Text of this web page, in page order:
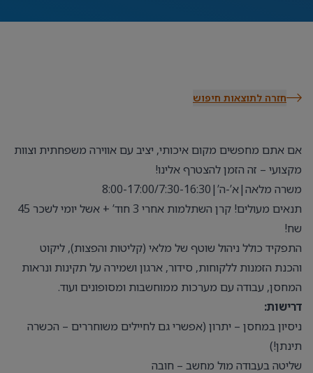
חזרה לתוצאות חיפוש
אם אתם מחפשים מקום איכותי, יציב עם אווירה משפחתית וצוות
מקצועי – זה הזמן להצטרף אלינו!
משרה מלאה|א’-ה’|8:00-17:00/7:30-16:30
תנאים מעולים! קרן השתלמות אחרי 3 חוד’ + אשל יומי לשכר 45
שח!
התפקיד כולל ניהול שוטף של מלאי (קליטות והפצות), ליקוט
והכנת הזמנות ללקוחות, סידור, ארגון ושמירה על תקינות ונראות
המחסן, עבודה עם מערכות ממוחשבות ומסופונים ועוד.
דרישות:
ניסיון במחסן – יתרון (אפשרי גם לחיילים משוחררים – הכשרה
תינתן!)
שליטה בעבודה מול מחשב – חובה